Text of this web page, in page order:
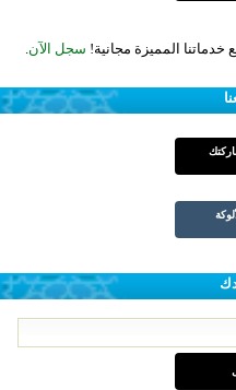
خدماتنا المميزة مجانية! سجل الآن